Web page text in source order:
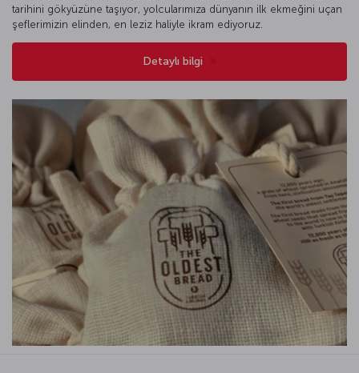
tarihini gökyüzüne taşıyor, yolcularımıza dünyanın ilk ekmeğini uçan
şeflerimizin elinden, en leziz haliyle ikram ediyoruz.
Detaylı bilgi